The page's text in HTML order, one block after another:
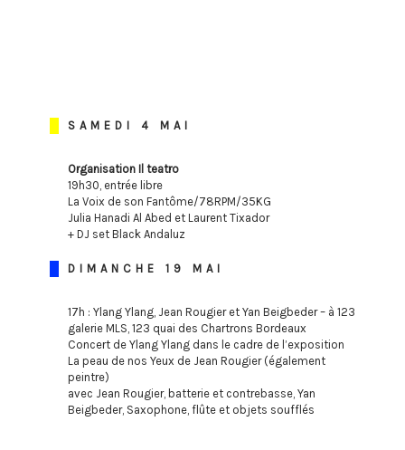
SAMEDI 4 MAI
Organisation Il teatro
19h30, entrée libre
La Voix de son Fantôme/78RPM/35KG
Julia Hanadi Al Abed et Laurent Tixador
+ DJ set Black Andaluz
DIMANCHE 19 MAI
17h : Ylang Ylang, Jean Rougier et Yan Beigbeder – à 123
galerie MLS, 123 quai des Chartrons Bordeaux
Concert de Ylang Ylang dans le cadre de l’exposition
La peau de nos Yeux de Jean Rougier (également
peintre)
avec Jean Rougier, batterie et contrebasse, Yan
Beigbeder, Saxophone, flûte et objets soufflés